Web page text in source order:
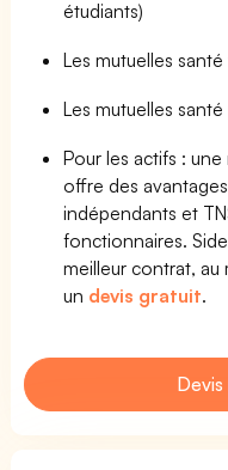
étudiants)
Les mutuelles santé
Les mutuelles
Pour les actifs : une
offre des
indépendants et
fonctionnaires.
meilleur contrat, au
un devis gratuit.